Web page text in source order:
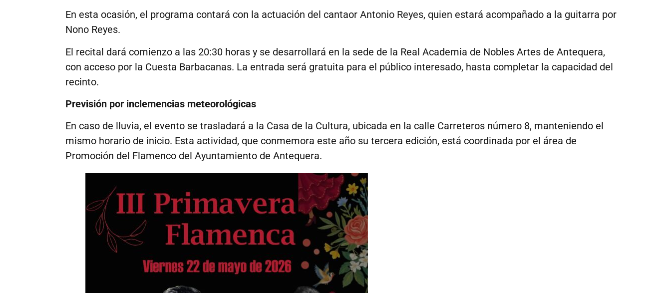
En esta ocasión, el programa contará con la actuación del cantaor Antonio Reyes, quien estará acompañado a la guitarra por
Nono Reyes.
El recital dará comienzo a las 20:30 horas y se desarrollará en la sede de la Real Academia de Nobles Artes de Antequera,
con acceso por la Cuesta Barbacanas. La entrada será gratuita para el público interesado, hasta completar la capacidad del
recinto.
Previsión por inclemencias meteorológicas
En caso de lluvia, el evento se trasladará a la Casa de la Cultura, ubicada en la calle Carreteros número 8, manteniendo el
mismo horario de inicio. Esta actividad, que conmemora este año su tercera edición, está coordinada por el área de
Promoción del Flamenco del Ayuntamiento de Antequera.